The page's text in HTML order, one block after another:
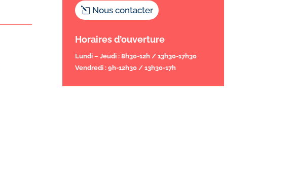
Nous contacter
Horaires d’ouverture
Lundi – Jeudi : 8h30-12h / 13h30-17h30
Vendredi : 9h-12h30 / 13h30-17h